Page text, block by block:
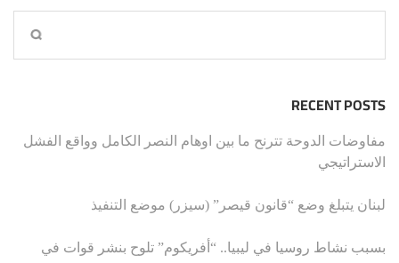
RECENT POSTS
مفاوضات الدوحة تترنح ما بين اوهام النصر الكامل وواقع الفشل
الاستراتيجي
لبنان يتبلغ وضع “قانون قيصر” (سيزر) موضع التنفيذ
بسبب نشاط روسيا في ليبيا.. “أفريكوم” تلوح بنشر قوات في